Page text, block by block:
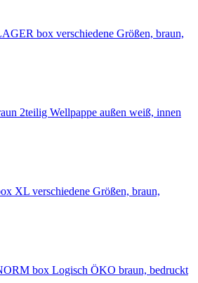
box verschiedene Größen, braun,
2teilig Wellpappe außen weiß, innen
XL verschiedene Größen, braun,
box Logisch ÖKO braun, bedruckt